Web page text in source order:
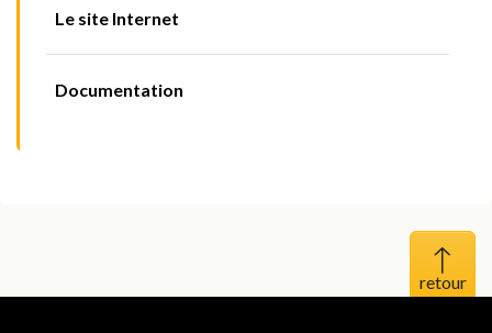
Le site Internet
Documentation
Haut